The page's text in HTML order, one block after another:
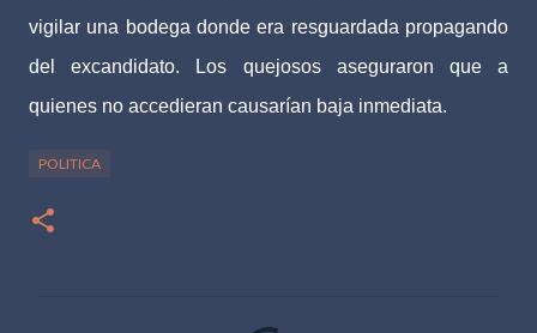
vigilar una bodega donde era resguardada propagando
del excandidato. Los quejosos aseguraron que a
quienes no accedieran causarían baja inmediata.
POLITICA